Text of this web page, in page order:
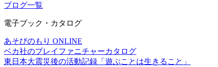
ブログ一覧
電子ブック・カタログ
あそびのもり ONLINE
ベカ社のプレイファニチャーカタログ
東日本大震災後の活動記録「遊ぶことは生きること」